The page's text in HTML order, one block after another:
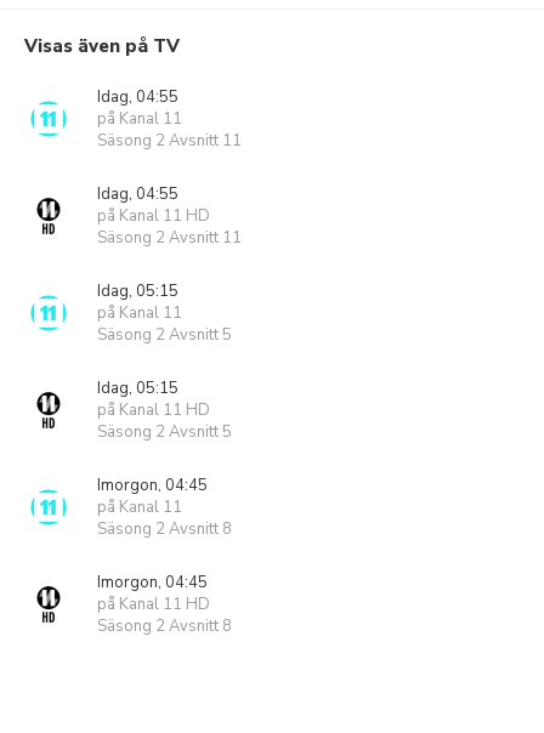
Visas även på TV
Idag, 04:55
på Kanal 11
Säsong 2 Avsnitt 11
Idag, 04:55
på Kanal 11 HD
Säsong 2 Avsnitt 11
Idag, 05:15
på Kanal 11
Säsong 2 Avsnitt 5
Idag, 05:15
på Kanal 11 HD
Säsong 2 Avsnitt 5
Imorgon, 04:45
på Kanal 11
Säsong 2 Avsnitt 8
Imorgon, 04:45
på Kanal 11 HD
Säsong 2 Avsnitt 8